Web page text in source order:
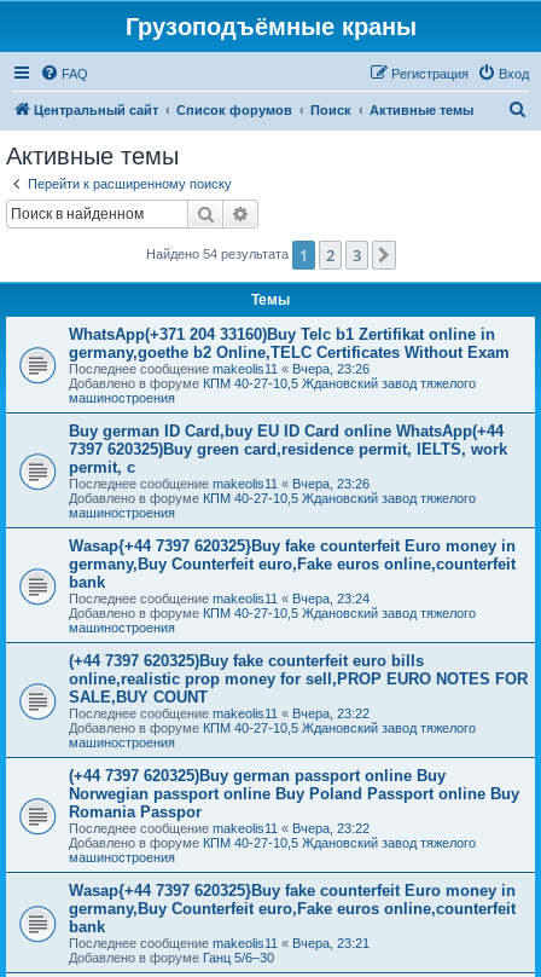
Грузоподъёмные краны
FAQ Вход
Регистрация
Центральный сайт Список форумов Поиск Активные темы
Активные темы
Перейти к расширенному поиску
Поиск
Найдено 54 результата 1 2 3
Темы
WhatsApp(+371 204 33160)Buy Telc b1 Zertifikat online in
germany,goethe b2 Online,TELC Certificates Without Exam
Последнее сообщение makeolis11 « Вчера, 23:26
Добавлено в форуме КПМ 40-27-10,5 Ждановский завод тяжелого
машиностроения
Buy german ID Card,buy EU ID Card online WhatsApp(+44
7397 620325)Buy green card,residence permit, IELTS, work
permit, c
Последнее сообщение makeolis11 « Вчера, 23:26
Добавлено в форуме КПМ 40-27-10,5 Ждановский завод тяжелого
машиностроения
Wasap{+44 7397 620325}Buy fake counterfeit Euro money in
germany,Buy Counterfeit euro,Fake euros online,counterfeit
bank
Последнее сообщение makeolis11 « Вчера, 23:24
Добавлено в форуме КПМ 40-27-10,5 Ждановский завод тяжелого
машиностроения
(+44 7397 620325)Buy fake counterfeit euro bills
online,realistic prop money for sell,PROP EURO NOTES FOR
SALE,BUY COUNT
Последнее сообщение makeolis11 « Вчера, 23:22
Добавлено в форуме КПМ 40-27-10,5 Ждановский завод тяжелого
машиностроения
(+44 7397 620325)Buy german passport online Buy
Norwegian passport online Buy Poland Passport online Buy
Romania Passpor
Последнее сообщение makeolis11 « Вчера, 23:22
Добавлено в форуме КПМ 40-27-10,5 Ждановский завод тяжелого
машиностроения
Wasap{+44 7397 620325}Buy fake counterfeit Euro money in
germany,Buy Counterfeit euro,Fake euros online,counterfeit
bank
Последнее сообщение makeolis11 « Вчера, 23:21
Добавлено в форуме Ганц 5/6–30